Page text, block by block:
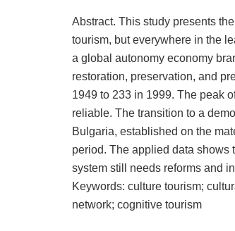
Abstract. This study presents
tourism, but everywhere in the
a global autonomy economy
restoration, preservation, and
1949 to 233 in 1999. The peak
reliable. The transition to a
Bulgaria, established on the
period. The applied data shows
system still needs reforms and
Keywords: culture tourism;
network; cognitive tourism